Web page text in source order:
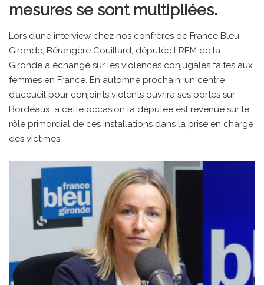
mesures se sont multipliées.
Lors d’une interview chez nos confrères de France Bleu
Gironde, Bérangère Couillard, députée LREM de la
Gironde a échangé sur les violences conjugales faites aux
femmes en France. En automne prochain, un centre
d’accueil pour conjoints violents ouvrira ses portes sur
Bordeaux, à cette occasion la députée est revenue sur le
rôle primordial de ces installations dans la prise en charge
des victimes.